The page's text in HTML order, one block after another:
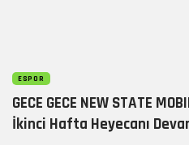
ESPOR
GECE GECE NEW STATE
İkinci Hafta Heyecanı